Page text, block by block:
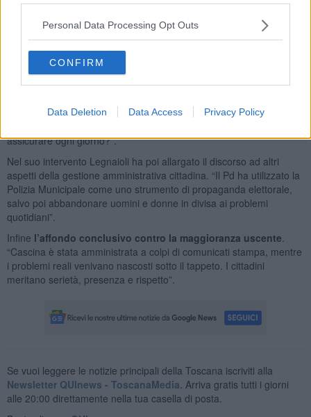
Personal Data Processing Opt Outs
CONFIRM
Data Deletion Data Access Privacy Policy
Legnaioli ha fatto riferimento anche a una vertenza sindacale
“Ho appreso infatti dell’esistenza di una vertenza sindacale al
confronto a San Prospero aperta da parte della Polizia Locale nei
confronti del Comune stesso. Un fatto gravissimo, che certifica il
totale fallimento politico e amministrativo di questa gestione”.
La candidata sindaco ha quindi collegato il tema della sicurezza alle
parlare di sicurezza quando non è nemmeno in grado di garantire
assicurare ogni giorno?”.
Nel suo intervento Legnaioli ha poi allargato il discorso ad altri
aspetti della gestione amministrativa cittadina. “Il Pd ha utilizzato la
Polizia Municipale come uno strumento di propaganda elettorale,
salvo poi abbandonare uomini e donne in divisa ai problemi
quotidiani”.
Infine l’affondo conclusivo contro la maggioranza uscente
“Cascina è stata amministrata a colpi di comunicati stampa, mentre
i problemi reali venivano nascosti sotto il tappeto. I cittadini
meritano serietà, presenza e rispetto”.
Se vuoi leggere le notizie principali della Toscana iscriviti alla
Newsletter QUInews - ToscanaMedia. Arriva gratis tutti i giorni
alle 20:00 direttamente nella tua casella di posta.